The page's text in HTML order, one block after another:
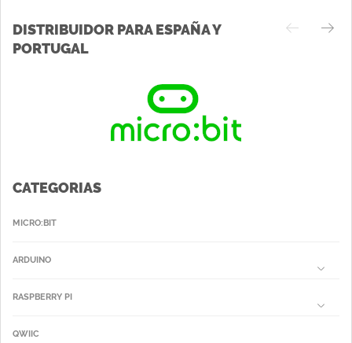
DISTRIBUIDOR PARA ESPAÑA Y
PORTUGAL
CATEGORIAS
MICRO:BIT
ARDUINO
RASPBERRY PI
QWIIC